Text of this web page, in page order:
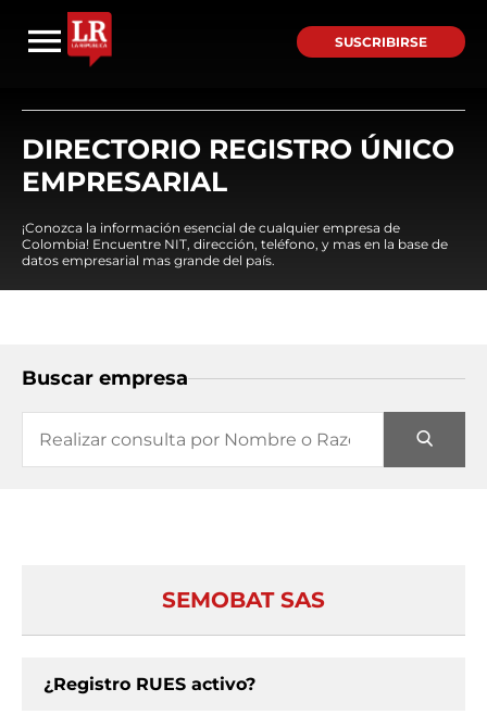
SUSCRIBIRSE
DIRECTORIO REGISTRO ÚNICO
EMPRESARIAL
¡Conozca la información esencial de cualquier empresa de
Colombia! Encuentre NIT, dirección, teléfono, y mas en la base de
datos empresarial mas grande del país.
Buscar empresa
SEMOBAT SAS
¿Registro RUES activo?